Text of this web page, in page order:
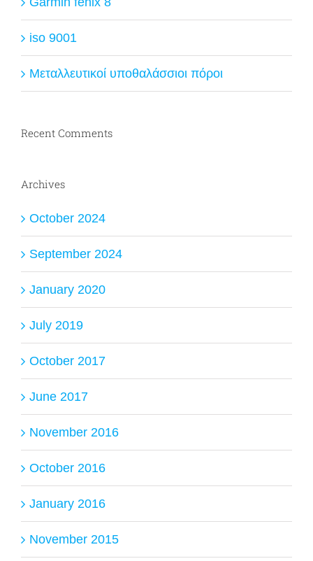
iso 9001
Μεταλλευτικοί υποθαλάσσιοι πόροι
Recent Comments
Archives
October 2024
September 2024
January 2020
July 2019
October 2017
June 2017
November 2016
October 2016
January 2016
November 2015